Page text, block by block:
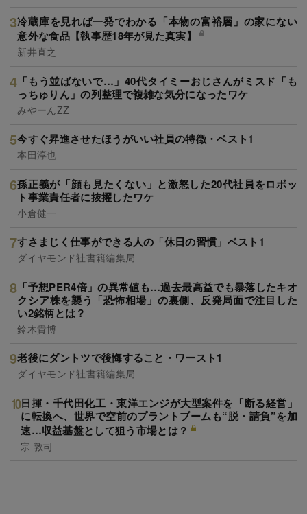
冷蔵庫を見れば一発でわかる「本物の富裕層」の家にない
意外な食品【執事歴18年が見た真実】
新井直之
「もう並ばないで…」40代タイミーおじさんがミスド「も
っちゅりん」の列整理で複雑な気分になったワケ
みやーんZZ
今すぐ昇進させたほうがいい社員の特徴・ベスト1
本田淳也
孫正義が「顔も見たくない」と激怒した20代社員をロボッ
ト事業責任者に抜擢したワケ
小倉健一
すさまじく仕事ができる人の「休日の習慣」ベスト1
ダイヤモンド社書籍編集局
「予想PER4倍」の異常値も…過去最高益でも暴落したキオ
クシア株を襲う「恐怖相場」の裏側、反発局面で注目した
い2銘柄とは？
鈴木貴博
老後にダントツで後悔すること・ワースト1
ダイヤモンド社書籍編集局
日揮・千代田化工・東洋エンジが大型案件を「断る経営」
に転換へ、世界で空前のプラントブームも“脱・請負”を加
速…収益基盤として狙う市場とは？
宗 敦司